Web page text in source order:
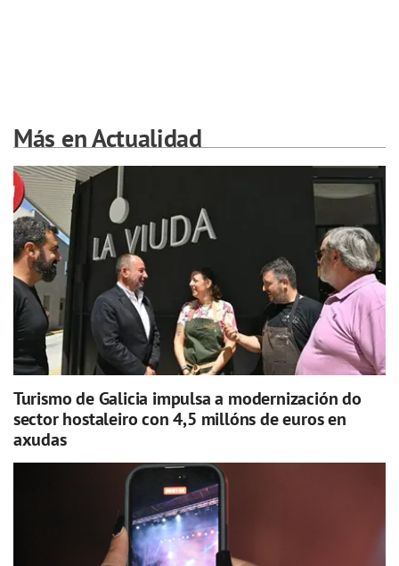
Más en Actualidad
Turismo de Galicia impulsa a modernización do
sector hostaleiro con 4,5 millóns de euros en
axudas